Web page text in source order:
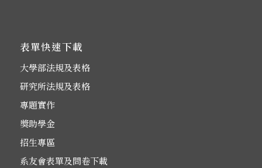
表單快速下載
大學部法規及表格
研究所法規及表格
專題實作
獎助學金
招生專區
系友會表單及問卷下載